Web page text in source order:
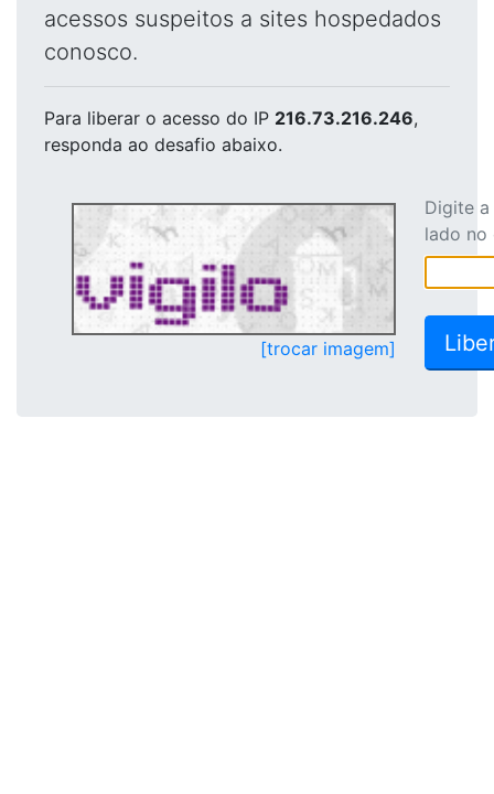
acessos suspeitos a sites hospedados
conosco.
Para liberar o acesso do IP 216.73.216.246,
responda ao desafio abaixo.
[trocar imagem]
Digite
lado no